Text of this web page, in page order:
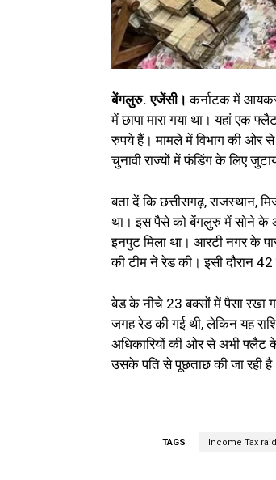
बेंगलुरु. एजेंसी।कर्नाटक में आयकर
में छापा मारा गया था। यहां एक
रुपये हैं। मामले में विभाग की ओर से
चुनावी राज्यों में फंडिंग के लिए
बता दें कि छत्तीसगढ़, राजस्थान,
था। इस पैसे को बेंगलुरु में सोने के
इनपुट मिला था। आरटी नगर के
की टीम ने रेड की। इसी दौरान
बेड के नीचे 23 बक्सों में पैसा रखा
जगह रेड की गई थी, लेकिन यह
अधिकारियों की ओर से अभी फ्लैट के
उसके पति से पूछताछ की जा रही
TAGS Income Tax raid